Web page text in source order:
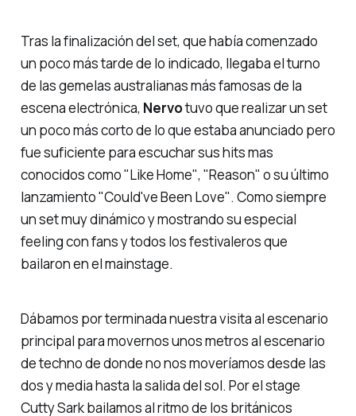
Tras la finalización del set, que había comenzado
un poco más tarde de lo indicado, llegaba el turno
de las gemelas australianas más famosas de la
escena electrónica, Nervotuvo que realizar un set
un poco más corto de lo que estaba anunciado pero
fue suficiente para escuchar sus hits mas
conocidos como"Like Home", "Reason" o su último
lanzamiento"Could've Been Love". Como siempre
un set muy dinámico y mostrando su especial
feelingcon fans y todos los festivaleros que
bailaron en elmainstage.
Dábamos por terminada nuestra visita al escenario
principal para movernos unos metros al escenario
de techno de donde no nos moveríamos desde las
dos y media hasta la salida del sol. Por elstage
Cutty Sarkbailamos al ritmo de los británicos